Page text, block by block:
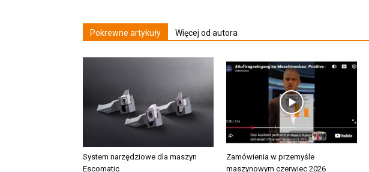
Pokrewne artykuły Więcej od autora
System narzędziowe dla maszyn
Escomatic
Zamówienia w przemyśle
maszynowym czerwiec 2026